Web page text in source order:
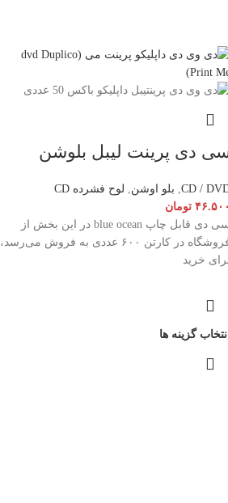
دی پرینت لیبل بلوشن
CD /
, بلو اوشن, لوح فشرده CD
۴۶.۵۰۰ تومان
سی دی قابل چاپ blue ocean در این بخش از
فروشگاه در کارتن ۶۰۰ عددی به فروش می‌رسد،
خرید
انتخاب گزینه ها